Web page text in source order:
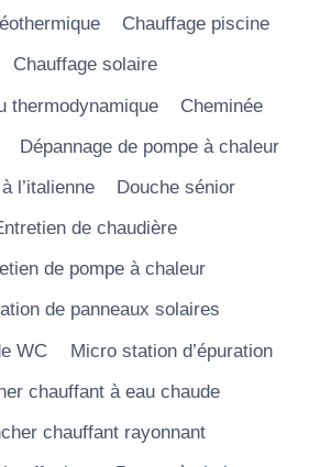
Chauffage piscine
Chauffage solaire
thermodynamique
Cheminée
Dépannage de pompe à chaleur
l’italienne
Douche sénior
de chaudière
de pompe à chaleur
de panneaux solaires
WC
Micro station d’épuration
chauffant à eau chaude
chauffant rayonnant